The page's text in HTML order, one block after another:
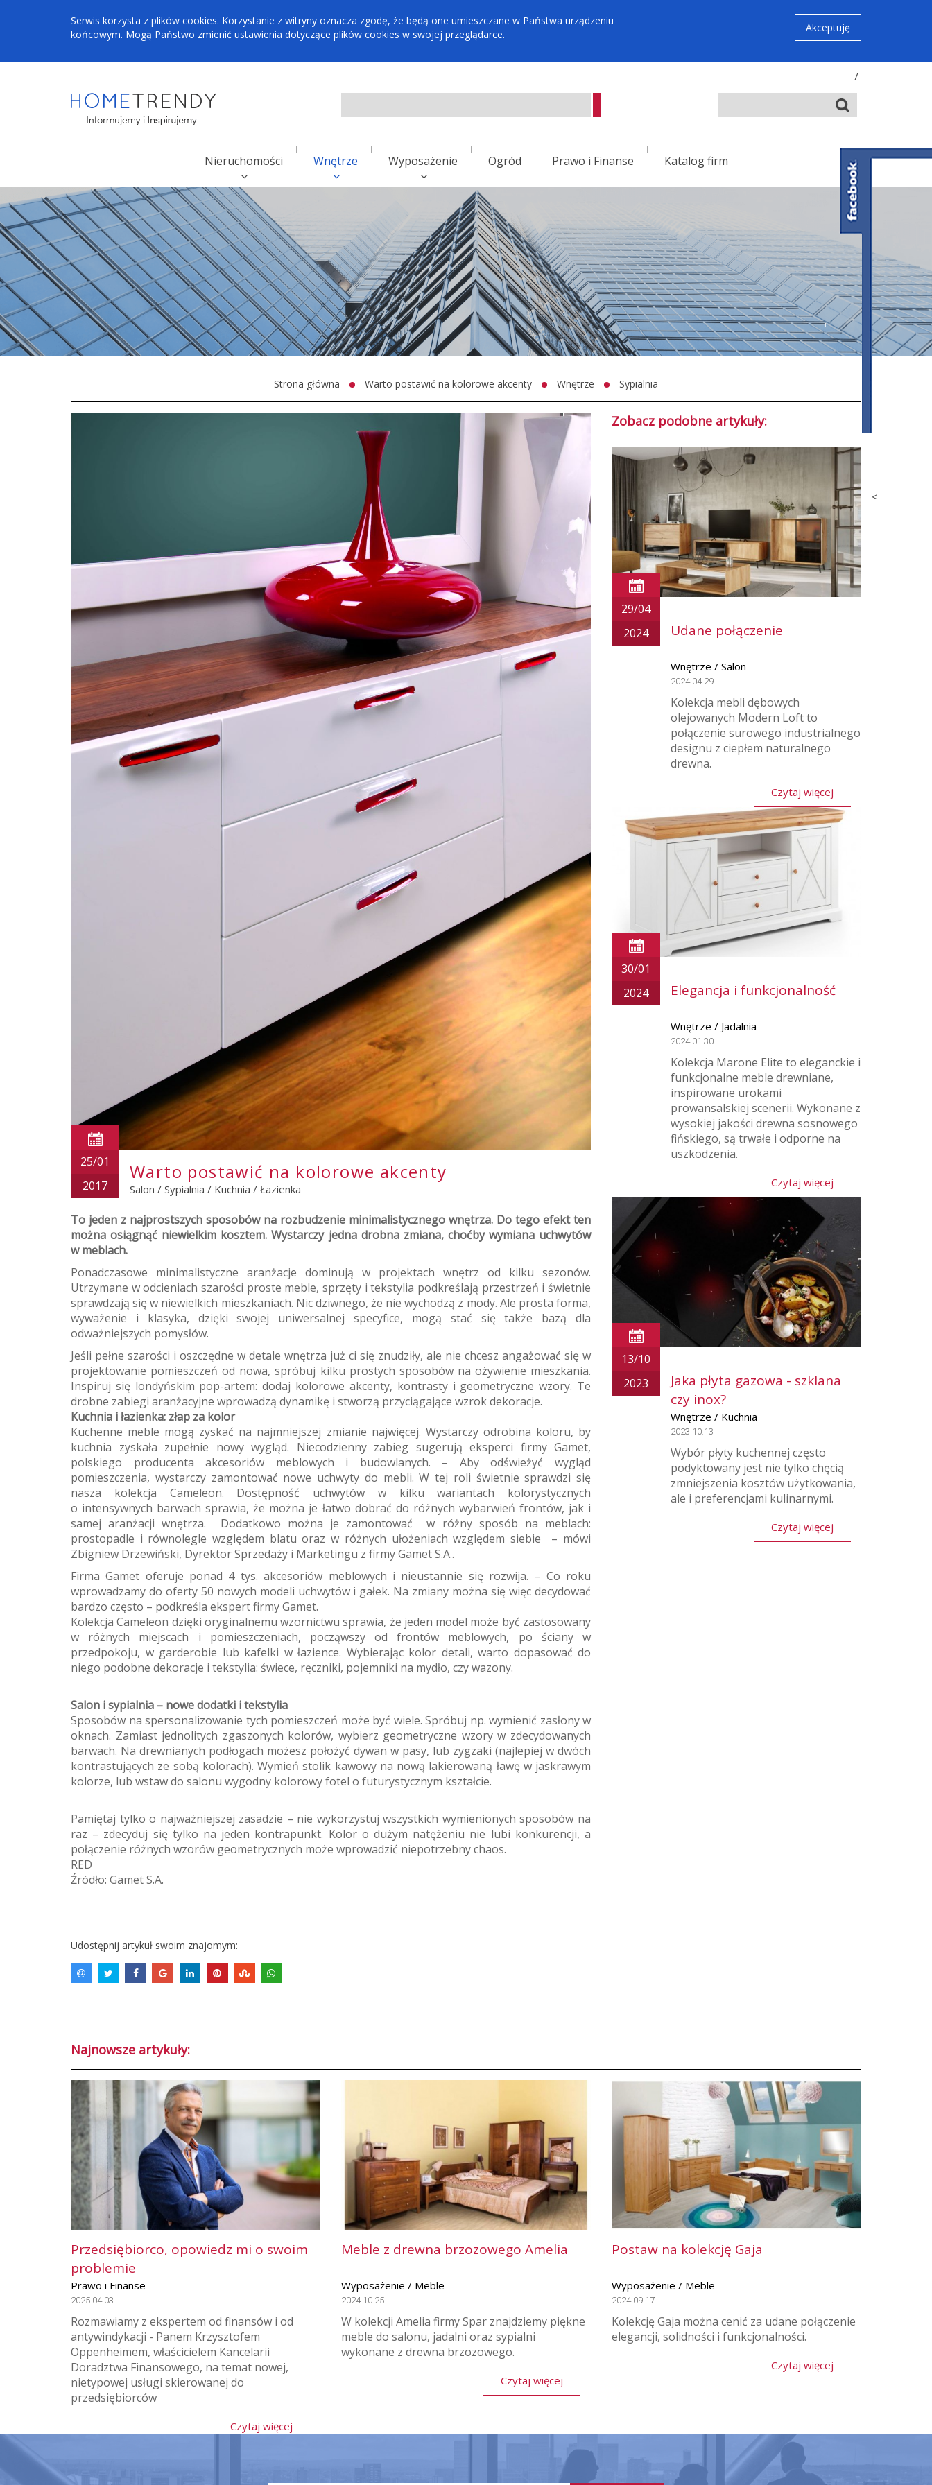
<
Serwis korzysta z plików cookies. Korzystanie z witryny oznacza zgodę, że będą one umieszczane w Państwa urządzeniu
końcowym. Mogą Państwo zmienić ustawienia dotyczące plików cookies w swojej przeglądarce.
Akceptuję
/
Nieruchomości Wnętrze Wyposażenie Ogród Prawo i Finanse Katalog firm
Strona główna Warto postawić na kolorowe akcenty Wnętrze Sypialnia
25/01
2017
Warto postawić na kolorowe akcenty
Salon / Sypialnia / Kuchnia / Łazienka
To jeden z najprostszych sposobów na rozbudzenie minimalistycznego wnętrza. Do tego efekt ten
można osiągnąć niewielkim kosztem. Wystarczy jedna drobna zmiana, choćby wymiana uchwytów
w meblach.
Ponadczasowe minimalistyczne aranżacje dominują w projektach wnętrz od kilku sezonów.
Utrzymane w odcieniach szarości proste meble, sprzęty i tekstylia podkreślają przestrzeń i świetnie
sprawdzają się w niewielkich mieszkaniach. Nic dziwnego, że nie wychodzą z mody. Ale prosta forma,
wyważenie i klasyka, dzięki swojej uniwersalnej specyfice, mogą stać się także bazą dla
odważniejszych pomysłów.
Jeśli pełne szarości i oszczędne w detale wnętrza już ci się znudziły, ale nie chcesz angażować się w
projektowanie pomieszczeń od nowa, spróbuj kilku prostych sposobów na ożywienie mieszkania.
Inspiruj się londyńskim pop-artem: dodaj kolorowe akcenty, kontrasty i geometryczne wzory. Te
drobne zabiegi aranżacyjne wprowadzą dynamikę i stworzą przyciągające wzrok dekoracje.
Kuchnia i łazienka: złap za kolor
Kuchenne meble mogą zyskać na najmniejszej zmianie najwięcej. Wystarczy odrobina koloru, by
kuchnia zyskała zupełnie nowy wygląd. Niecodzienny zabieg sugerują eksperci firmy Gamet,
polskiego producenta akcesoriów meblowych i budowlanych. – Aby odświeżyć wygląd
pomieszczenia, wystarczy zamontować nowe uchwyty do mebli. W tej roli świetnie sprawdzi się
nasza kolekcja Cameleon. Dostępność uchwytów w kilku wariantach kolorystycznych
o intensywnych barwach sprawia, że można je łatwo dobrać do różnych wybarwień frontów, jak i
samej aranżacji wnętrza. Dodatkowo można je zamontować w różny sposób na meblach:
prostopadle i równolegle względem blatu oraz w różnych ułożeniach względem siebie – mówi
Zbigniew Drzewiński, Dyrektor Sprzedaży i Marketingu z firmy Gamet S.A..
Firma Gamet oferuje ponad 4 tys. akcesoriów meblowych i nieustannie się rozwija. – Co roku
wprowadzamy do oferty 50 nowych modeli uchwytów i gałek. Na zmiany można się więc decydować
bardzo często – podkreśla ekspert firmy Gamet.
Kolekcja Cameleon dzięki oryginalnemu wzornictwu sprawia, że jeden model może być zastosowany
w różnych miejscach i pomieszczeniach, począwszy od frontów meblowych, po ściany w
przedpokoju, w garderobie lub kafelki w łazience. Wybierając kolor detali, warto dopasować do
niego podobne dekoracje i tekstylia: świece, ręczniki, pojemniki na mydło, czy wazony.
Salon i sypialnia – nowe dodatki i tekstylia
Sposobów na spersonalizowanie tych pomieszczeń może być wiele. Spróbuj np. wymienić zasłony w
oknach. Zamiast jednolitych zgaszonych kolorów, wybierz geometryczne wzory w zdecydowanych
barwach. Na drewnianych podłogach możesz położyć dywan w pasy, lub zygzaki (najlepiej w dwóch
kontrastujących ze sobą kolorach). Wymień stolik kawowy na nową lakierowaną ławę w jaskrawym
kolorze, lub wstaw do salonu wygodny kolorowy fotel o futurystycznym kształcie.
Pamiętaj tylko o najważniejszej zasadzie – nie wykorzystuj wszystkich wymienionych sposobów na
raz – zdecyduj się tylko na jeden kontrapunkt. Kolor o dużym natężeniu nie lubi konkurencji, a
połączenie różnych wzorów geometrycznych może wprowadzić niepotrzebny chaos.
RED
Źródło: Gamet S.A.
Udostępnij artykuł swoim znajomym:
Zobacz podobne artykuły:
29/04
2024
Udane połączenie
Wnętrze / Salon
2024.04.29
Kolekcja mebli dębowych
olejowanych Modern Loft to
połączenie surowego industrialnego
designu z ciepłem naturalnego
drewna.
Czytaj więcej
30/01
2024
Elegancja i funkcjonalność
Wnętrze / Jadalnia
2024.01.30
Kolekcja Marone Elite to eleganckie i
funkcjonalne meble drewniane,
inspirowane urokami
prowansalskiej scenerii. Wykonane z
wysokiej jakości drewna sosnowego
fińskiego, są trwałe i odporne na
uszkodzenia.
Czytaj więcej
13/10
2023
Jaka płyta gazowa - szklana
czy inox?
Wnętrze / Kuchnia
2023.10.13
Wybór płyty kuchennej często
podyktowany jest nie tylko chęcią
zmniejszenia kosztów użytkowania,
ale i preferencjami kulinarnymi.
Czytaj więcej
Najnowsze artykuły:
Przedsiębiorco, opowiedz mi o swoim
problemie
Prawo i Finanse
2025.04.03
Rozmawiamy z ekspertem od finansów i od
antywindykacji - Panem Krzysztofem
Oppenheimem, właścicielem Kancelarii
Doradztwa Finansowego, na temat nowej,
nietypowej usługi skierowanej do
przedsiębiorców
Czytaj więcej
Meble z drewna brzozowego Amelia
Wyposażenie / Meble
2024.10.25
W kolekcji Amelia firmy Spar znajdziemy piękne
meble do salonu, jadalni oraz sypialni
wykonane z drewna brzozowego.
Czytaj więcej
Postaw na kolekcję Gaja
Wyposażenie / Meble
2024.09.17
Kolekcję Gaja można cenić za udane połączenie
elegancji, solidności i funkcjonalności.
Czytaj więcej